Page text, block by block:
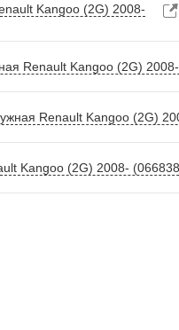
Kangoo (2G) 2008-
Renault Kangoo (2G)
Renault Kangoo (2G)
Kangoo (2G) 2008-